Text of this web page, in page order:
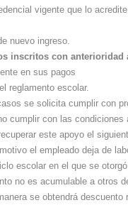
vigente que lo
nuevo ingreso.
inscritos con anterioridad
en sus pagos
reglamento escolar.
se solicita cumplir con
cumplir con las
este apoyo el
el empleado deja de
escolar en el que se
no es acumulable a otros
se obtendrá descuento